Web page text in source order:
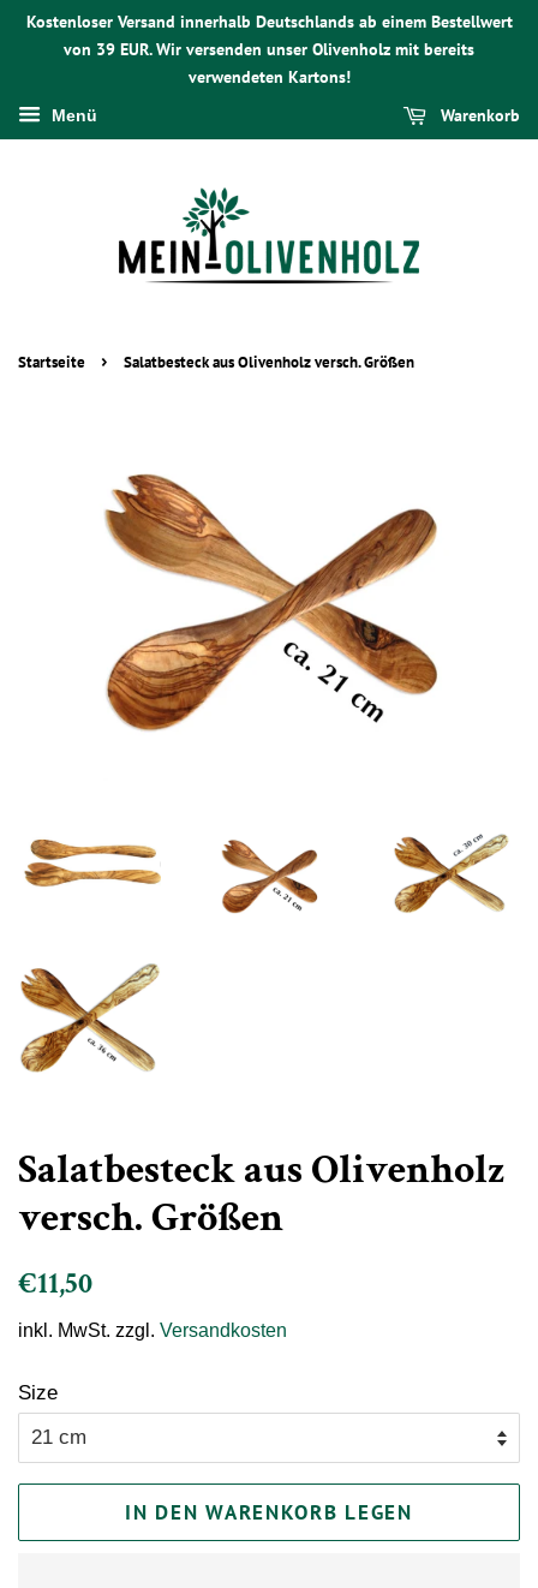
Kostenloser Versand innerhalb Deutschlands ab einem Bestellwert
von 39 EUR. Wir versenden unser Olivenholz mit bereits
verwendeten Kartons!
Menü Warenkorb
Startseite › Salatbesteck aus Olivenholz versch. Größen
Salatbesteck aus Olivenholz
versch. Größen
Normaler
€11,50
inkl. MwSt. zzgl. Versandkosten
Size
IN DEN WARENKORB LEGEN